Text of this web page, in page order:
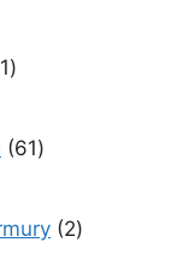
11
6161
22